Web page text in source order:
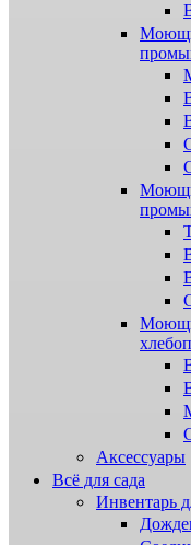
Аксессуары
Всё для сада
Инвентарь